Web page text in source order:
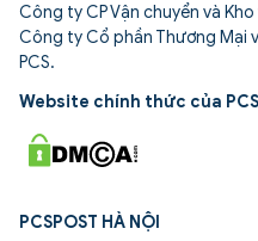
Công ty CP Vận chuyển và
Công ty Cổ phần Thương Mại
PCS.
Website chính thức của
PCSPOST HÀ NỘI